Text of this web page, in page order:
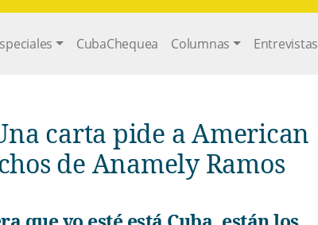
CubaChequea Columnas Entrevistas
carta pide a American
de Anamely Ramos